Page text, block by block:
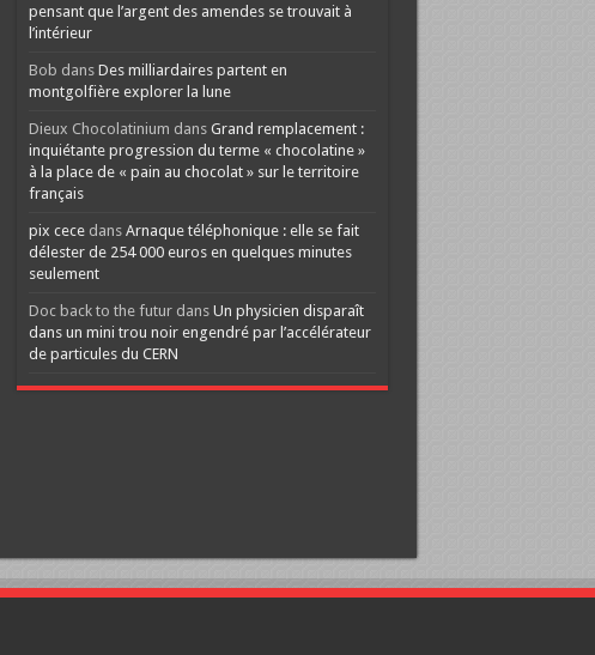
pensant que l’argent des amendes se trouvait à
l’intérieur
Bob dans Des milliardaires partent en
montgolfière explorer la lune
Dieux Chocolatinium dans Grand remplacement :
inquiétante progression du terme « chocolatine »
à la place de « pain au chocolat » sur le territoire
français
pix cecedans Arnaque téléphonique : elle se fait
délester de 254 000 euros en quelques minutes
seulement
Doc back to the futurdans Un physicien disparaît
dans un mini trou noir engendré par l’accélérateur
de particules du CERN